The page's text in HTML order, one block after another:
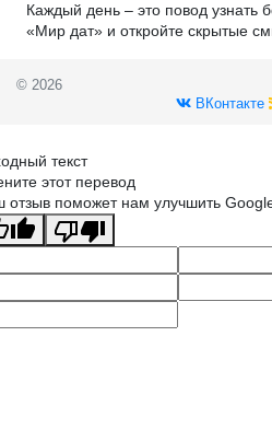
Каждый день – это повод узнать
«Мир дат» и откройте скрытые
© 2026
ВКонтакте
текст
этот перевод
отзыв поможет нам улучшить